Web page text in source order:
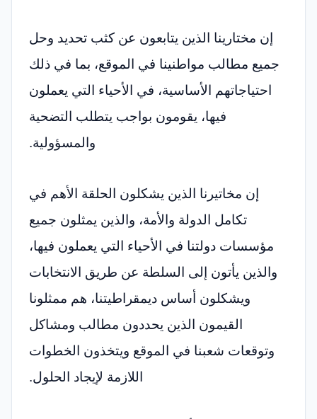
إن مختارينا الذين يتابعون عن كثب تحديد وحل
جميع مطالب مواطنينا في الموقع، بما في ذلك
احتياجاتهم الأساسية، في الأحياء التي يعملون
فيها، يقومون بواجب يتطلب التضحية
والمسؤولية.
إن مخاتيرنا الذين يشكلون الحلقة الأهم في
تكامل الدولة والأمة، والذين يمثلون جميع
مؤسسات دولتنا في الأحياء التي يعملون فيها،
والذين يأتون إلى السلطة عن طريق الانتخابات
ويشكلون أساس ديمقراطيتنا، هم ممثلونا
القيمون الذين يحددون مطالب ومشاكل
وتوقعات شعبنا في الموقع ويتخذون الخطوات
اللازمة لإيجاد الحلول.